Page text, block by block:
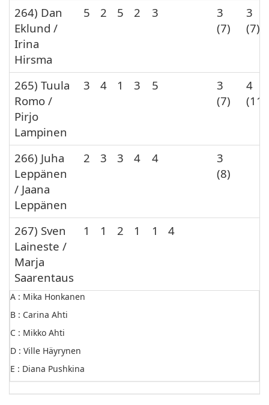
264) Dan
Eklund /
Irina
Hirsma
5 2 5 2 3
3
(7)
3
(7)
265) Tuula
Romo /
Pirjo
Lampinen
3 4 1 3 5
3
(7)
4
(11)
266) Juha
Leppänen
/ Jaana
Leppänen
2 3 3 4 4
3
(8)
267) Sven
Laineste /
Marja
Saarentaus
1 1 2 1 1 4
A : Mika Honkanen
B : Carina Ahti
C : Mikko Ahti
D : Ville Häyrynen
E : Diana Pushkina